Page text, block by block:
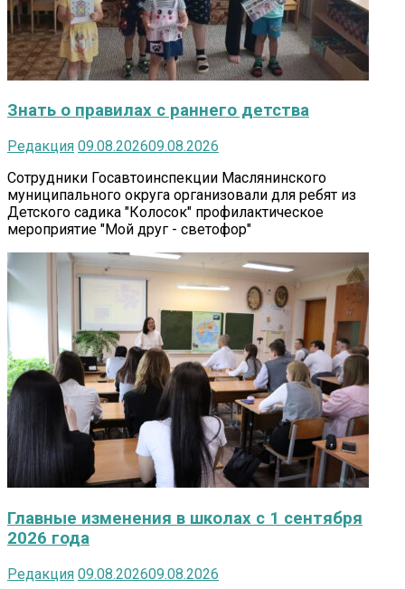
Знать о правилах с раннего детства
Редакция 09.08.202609.08.2026
Сотрудники Госавтоинспекции Маслянинского
муниципального округа организовали для ребят из
Детского садика "Колосок" профилактическое
мероприятие "Мой друг - светофор"
Главные изменения в школах с 1 сентября
2026 года
Редакция 09.08.202609.08.2026